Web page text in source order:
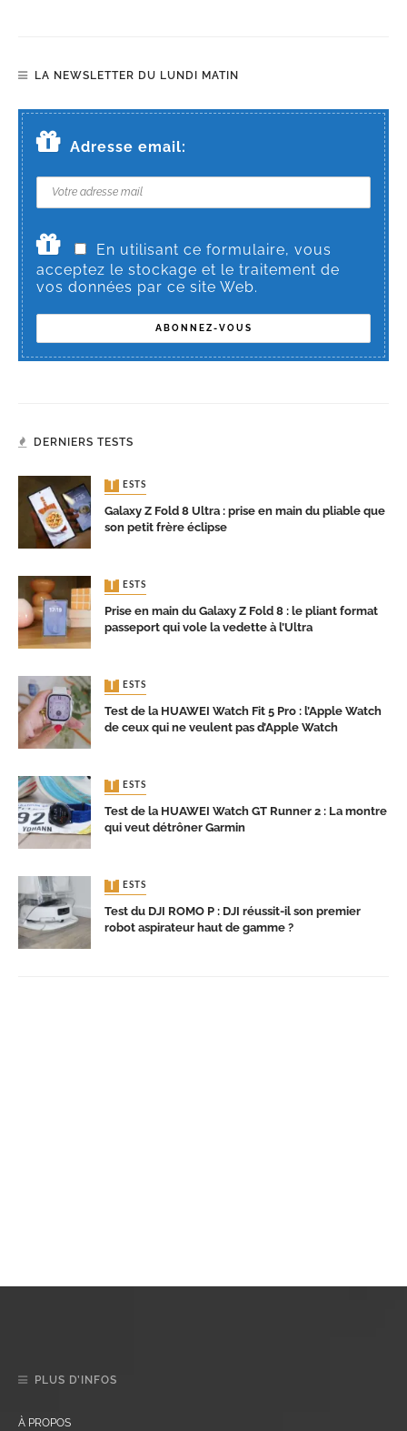
LA NEWSLETTER DU LUNDI MATIN
Adresse email:
En utilisant ce formulaire, vous
acceptez le stockage et le traitement de
vos données par ce site Web.
DERNIERS TESTS
TESTS
Galaxy Z Fold 8 Ultra : prise en main du pliable que
son petit frère éclipse
TESTS
Prise en main du Galaxy Z Fold 8 : le pliant format
passeport qui vole la vedette à l’Ultra
TESTS
Test de la HUAWEI Watch Fit 5 Pro : l’Apple Watch
de ceux qui ne veulent pas d’Apple Watch
TESTS
Test de la HUAWEI Watch GT Runner 2 : La montre
qui veut détrôner Garmin
TESTS
Test du DJI ROMO P : DJI réussit-il son premier
robot aspirateur haut de gamme ?
PLUS D’INFOS
À PROPOS